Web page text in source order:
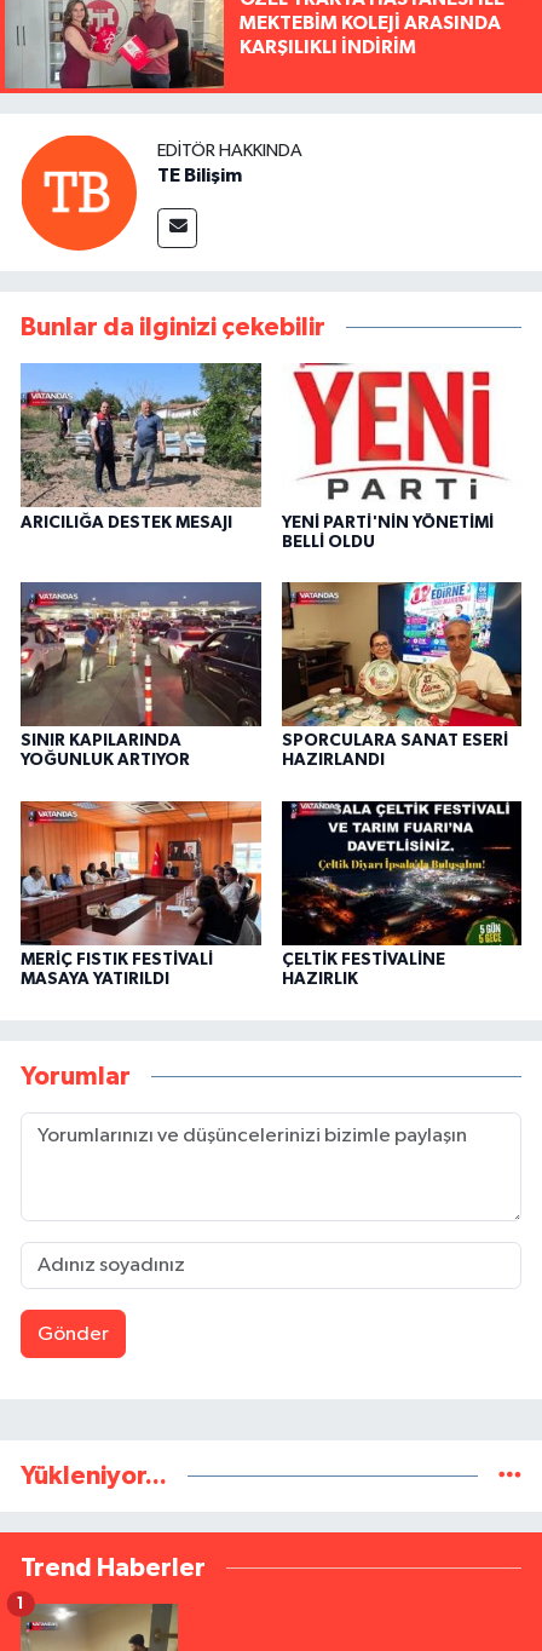
MEKTEBİM KOLEJİ ARASINDA
KARŞILIKLI İNDİRİM
EDITÖR HAKKINDA
TE Bilişim
Bunlar da ilginizi çekebilir
ARICILIĞA DESTEK MESAJI
YENİ PARTİ'NİN YÖNETİMİ
BELLİ OLDU
SINIR KAPILARINDA
YOĞUNLUK ARTIYOR
SPORCULARA SANAT ESERİ
HAZIRLANDI
MERİÇ FISTIK FESTİVALİ
MASAYA YATIRILDI
ÇELTİK FESTİVALİNE
HAZIRLIK
Yorumlar
Gönder
Yükleniyor...
Trend Haberler
1